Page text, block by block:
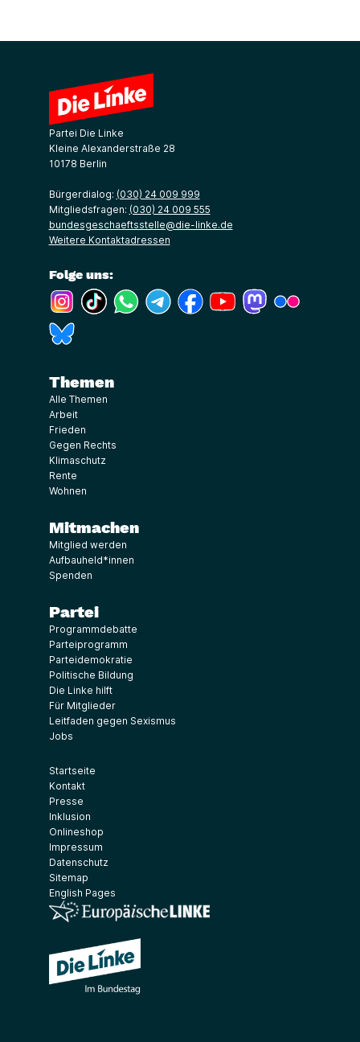
Partei Die Linke
Kleine Alexanderstraße 28
10178 Berlin
Bürgerdialog: (030) 24 009 999
Mitgliedsfragen: (030) 24 009 555
bundesgeschaeftsstelle@die-linke.de
Weitere Kontaktadressen
Folge uns:
(Link öffnet ein neues Fenster)
(Link öffnet ein neues Fenster)
(Link öffnet ein neues Fenster)
(Link öffnet ein neues Fenster)
(Link öffnet ein neues Fenster)
(Link öffnet ein neues
(Link öffnet ein
Themen
Alle Themen
Arbeit
Frieden
Gegen Rechts
Klimaschutz
Rente
Wohnen
Mitmachen
Mitglied werden
Aufbauheld*innen
Spenden
Partei
Programmdebatte
Parteiprogramm
Parteidemokratie
Politische Bildung
Die Linke hilft
Für Mitglieder
Leitfaden gegen Sexismus
Jobs
Startseite
Kontakt
Presse
Inklusion
Onlineshop
Impressum
Datenschutz
Sitemap
English Pages
(Link öffnet ein neues Fenster)